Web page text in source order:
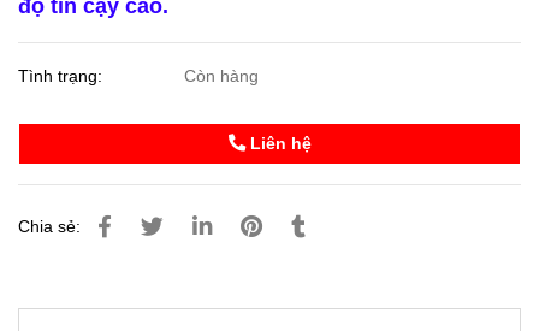
độ tin cậy cao.
Tình trạng: Còn hàng
Liên hệ
Chia sẻ: